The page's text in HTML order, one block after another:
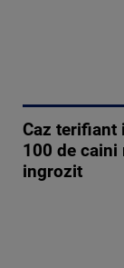
Caz terifiant
100 de
ingrozit